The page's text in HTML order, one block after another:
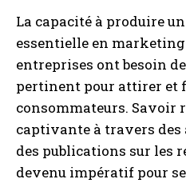
La capacité à produire un
essentielle en
entreprises ont besoin
pertinent pour attirer et
consommateurs. Savoir
captivante à travers des
des publications sur les
devenu impératif pour